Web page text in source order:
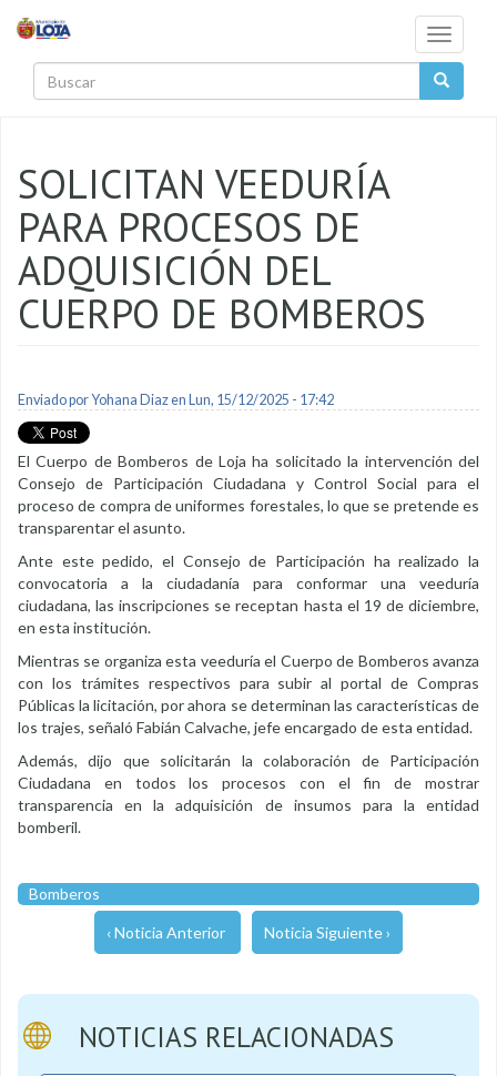
Toggle
SOLICITAN VEEDURÍA
PARA PROCESOS DE
ADQUISICIÓN DEL
CUERPO DE BOMBEROS
Enviado porYohana Diazen Lun, 15/12/2025 - 17:42
El Cuerpo de Bomberos de Loja ha solicitado la intervención del
Consejo de Participación Ciudadana y Control Social para el
proceso de compra de uniformes forestales, lo que se pretende es
transparentar el asunto.
Ante este pedido, el Consejo de Participación ha realizado la
convocatoria a la ciudadanía para conformar una veeduría
ciudadana, las inscripciones se receptan hasta el 19 de diciembre,
en esta institución.
Mientras se organiza esta veeduría el Cuerpo de Bomberos avanza
con los trámites respectivos para subir al portal de Compras
Públicas la licitación, por ahora se determinan las características de
los trajes, señaló Fabián Calvache, jefe encargado de esta entidad.
Además, dijo que solicitarán la colaboración de Participación
Ciudadana en todos los procesos con el fin de mostrar
transparencia en la adquisición de insumos para la entidad
bomberil.
Bomberos
‹ Noticia Anterior Noticia Siguiente ›
NOTICIAS RELACIONADAS